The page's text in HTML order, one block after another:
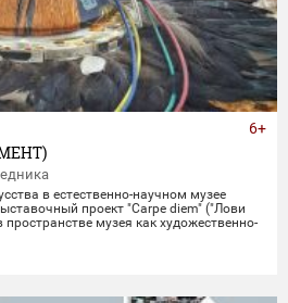
в естественно-научном музее
проект "Carpe diem" ("Лови
музея как художественно-
арта, академической точности и
предлагает зрителю
Земли и в её цифровое будущее.
6+